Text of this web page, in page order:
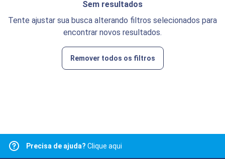
Sem resultados
Tente ajustar sua busca alterando filtros selecionados para
encontrar novos resultados.
Remover todos os filtros
Precisa de ajuda? Clique aqui